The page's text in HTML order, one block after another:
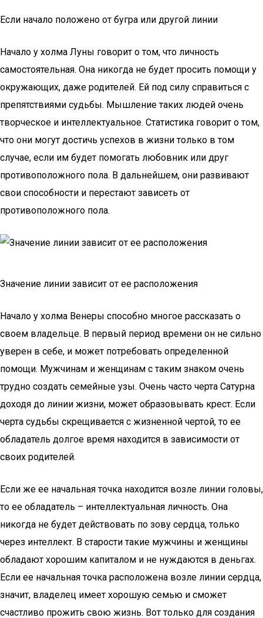
Если начало положено от бугра или другой линии
Начало у холма Луны говорит о том, что личность
самостоятельная. Она никогда не будет просить помощи у
окружающих, даже родителей. Ей под силу справиться с
препятствиями судьбы. Мышление таких людей очень
творческое и интеллектуальное. Статистика говорит о том,
что они могут достичь успехов в жизни только в том
случае, если им будет помогать любовник или друг
противоположного пола. В дальнейшем, они развивают
свои способности и перестают зависеть от
противоположного пола.
Значение линии зависит от ее расположения
Начало у холма Венеры способно многое рассказать о
своем владельце. В первый период времени он не сильно
уверен в себе, и может потребовать определенной
помощи. Мужчинам и женщинам с таким знаком очень
трудно создать семейные узы. Очень часто черта Сатурна
доходя до линии жизни, может образовывать крест. Если
черта судьбы скрещивается с жизненной чертой, то ее
обладатель долгое время находится в зависимости от
своих родителей.
Если же ее начальная точка находится возле линии головы,
то ее обладатель – интеллектуальная личность. Она
никогда не будет действовать по зову сердца, только
через интеллект. В старости такие мужчины и женщины
обладают хорошим капиталом и не нуждаются в деньгах.
Если ее начальная точка расположена возле линии сердца,
значит, владелец имеет хорошую семью и сможет
счастливо прожить свою жизнь. Вот только для создания